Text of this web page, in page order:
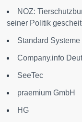
NOZ:
seiner Politik
Standard Systeme
Company.info
SeeTec
praemium GmbH
HG